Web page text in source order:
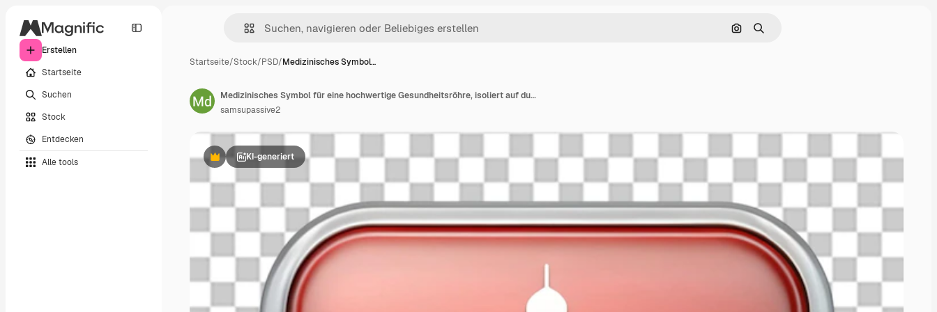
Erstellen
Startseite
Suchen
Stock
Entdecken
Alle tools
Nach Bild suchen
Suchen
Startseite/Stock/PSD/Medizinisches Symbol…
PremiumKI-generiert
Medizinisches Symbol für eine hochwertige Gesundheitsröhre, isoliert auf durchsichtigem Hintergrund
samsupassive2